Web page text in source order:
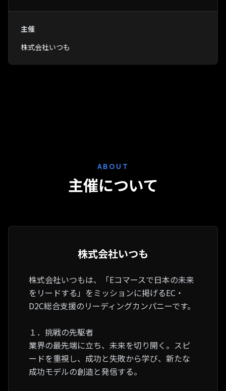
主催
株式会社いつも
ABOUT
主催について
株式会社いつも
株式会社いつもは、「Eコマースで日本の未来
をリードする」をミッションに掲げるEC・
D2C総合支援のリーディングカンパニーです。
１．挑戦の先駆者
業界の最先端に立ち、未来を切り開く。スピ
ードを重視し、成功と失敗から学び、新たな
成功モデルの創造と発信する。